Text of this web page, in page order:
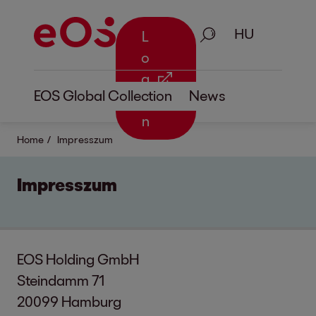
L
o
g
i
n
Keresés
EOS Global Collection News
Home Impresszum
Impresszum
EOS Holding GmbH
Steindamm 71
20099 Hamburg